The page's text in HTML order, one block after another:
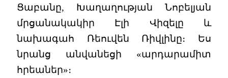
Ցաբանը, Խաղաղության Նոբելյան
մրցանակակիր Էլի Վիզելը և
նախագահ Ռեուվեն Ռիվլինը։ Ես
նրանց անվանեցի «արդարամիտ
հրեաներ»։